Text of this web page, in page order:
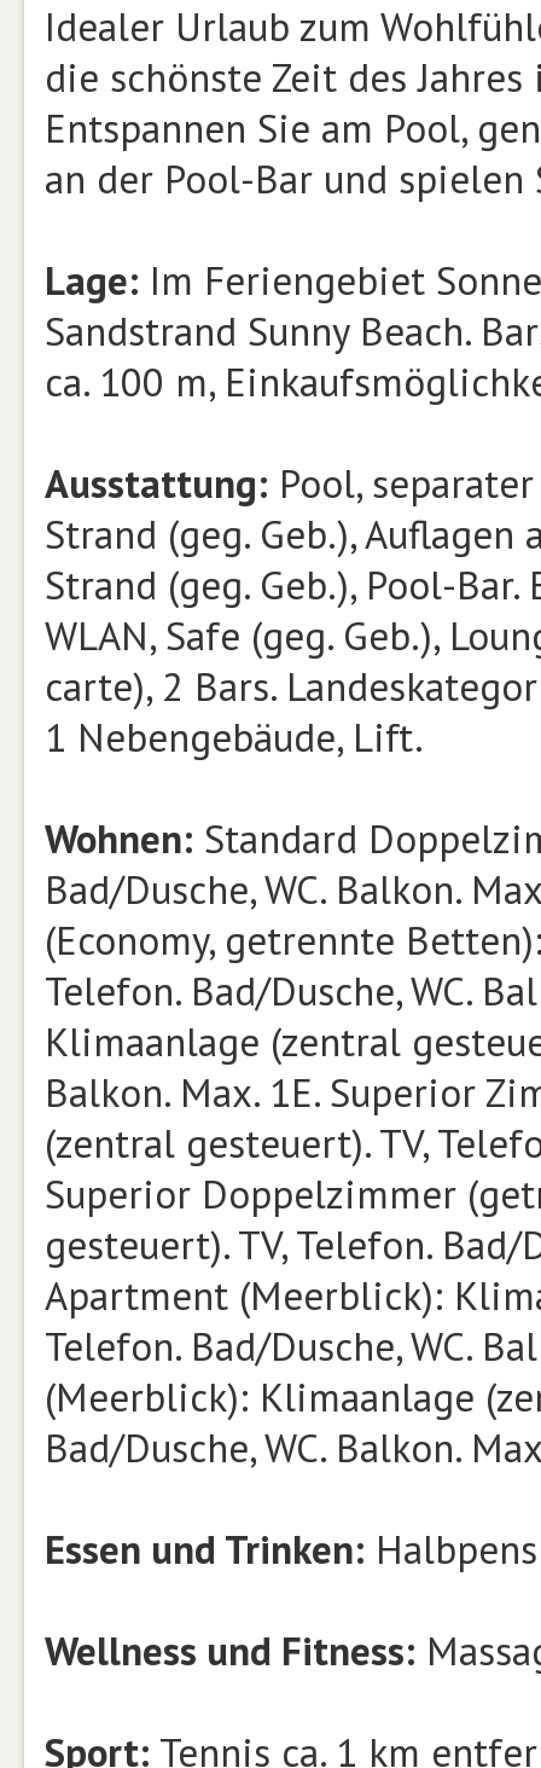
Idealer Urlaub zum
die schönste Zeit des
Entspannen Sie am Pool,
an der Pool-Bar und spielen
Lage: Im Feriengebiet
Sandstrand Sunny Beach.
ca. 100 m,
Ausstattung: Pool,
Strand (geg. Geb.), Auflagen
Strand (geg. Geb.), Pool-
WLAN, Safe (geg. Geb.),
carte), 2 Bars.
1 Nebengebäude, Lift.
Wohnen: Standard
Bad/Dusche, WC. Balkon.
(Economy, getrennte
Telefon. Bad/Dusche, WC.
Klimaanlage (zentral
Balkon. Max. 1E. Superior
(zentral gesteuert). TV,
Superior Doppelzimmer
gesteuert). TV, Telefon. Bad/
Apartment (Meerblick):
Telefon. Bad/Dusche, WC.
(Meerblick): Klimaanlage
Bad/Dusche, WC. Balkon.
Essen und Trinken:
Wellness und Fitness:
Sport: Tennis ca. 1 km